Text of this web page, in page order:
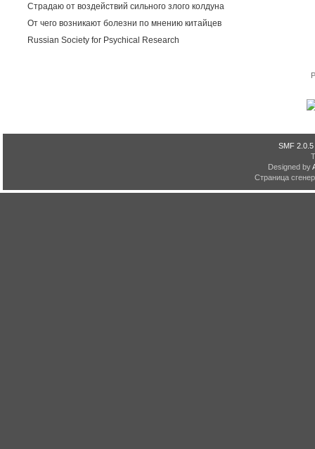
Страдаю от воздействий сильного злого колдуна
От чего возникают болезни по мнению китайцев
Russian Society for Psychical Research
SMF 2.0.5
Designed by
Страница